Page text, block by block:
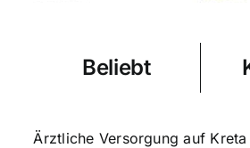
Beliebt
Ärztliche Versorgung auf Kreta